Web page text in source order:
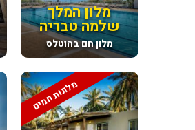
מלון המלך
שלמה טבריה
מלון חם בהוטלס
מלונות חמים